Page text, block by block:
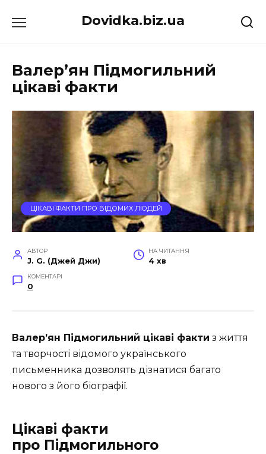
до
Dovidka.biz.ua
Валер’ян Підмогильний
цікаві факти
ЦІКАВІ ФАКТИ ПРО ВІДОМИХ ЛЮДЕЙ
АВТОР
J. G. (Джей Джи)
НА ЧИТАННЯ
4 хв
КОМЕНТАРІ
0
Валер’ян Підмогильний цікаві факти з життя
та творчості відомого українського
письменника дозволять дізнатися багато
нового з його біографії.
Цікаві факти
про Підмогильного